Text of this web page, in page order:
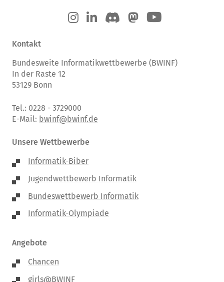
Kontakt
Bundesweite Informatikwettbewerbe (BWINF)
In der Raste 12
53129 Bonn
Tel.: 0228 - 3729000
E-Mail: bwinf@bwinf.de
Unsere Wettbewerbe
Informatik-Biber
Jugendwettbewerb Informatik
Bundeswettbewerb Informatik
Informatik-Olympiade
Angebote
Chancen
girls@BWINF